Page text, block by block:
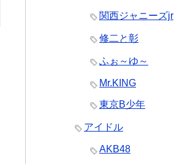
関西ジャニーズjr
修二と彰
ふぉ～ゆ～
Mr.KING
東京B少年
アイドル
AKB48